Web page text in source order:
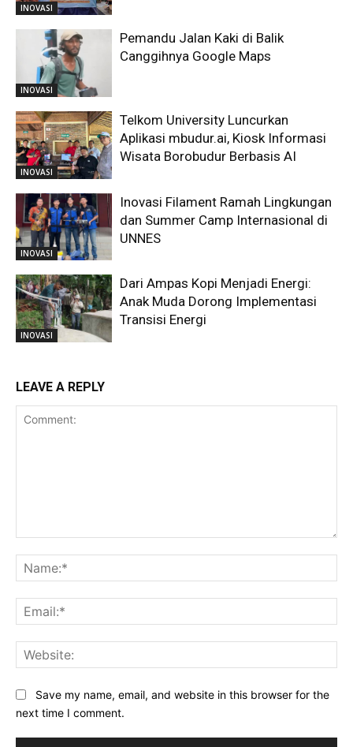
INOVASI
INOVASI
Pemandu Jalan Kaki di Balik
Canggihnya Google Maps
INOVASI
Telkom University Luncurkan
Aplikasi mbudur.ai, Kiosk Informasi
Wisata Borobudur Berbasis AI
INOVASI
Inovasi Filament Ramah Lingkungan
dan Summer Camp Internasional di
UNNES
INOVASI
Dari Ampas Kopi Menjadi Energi:
Anak Muda Dorong Implementasi
Transisi Energi
LEAVE A REPLY
Save my name, email, and website in this browser for the
next time I comment.